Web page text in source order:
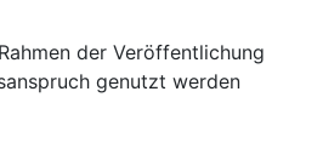
der Veröffentlichung
genutzt werden